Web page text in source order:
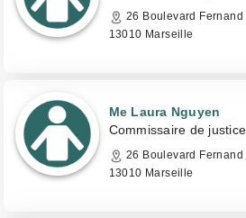
26 Boulevard Fernand
13010 Marseille
Me Laura Nguyen
Commissaire de justice
26 Boulevard Fernand
13010 Marseille